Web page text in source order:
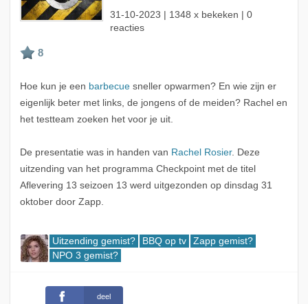
31-10-2023 | 1348 x bekeken | 0
reacties
Hoe kun je een barbecuesneller opwarmen? En wie zijn er
eigenlijk beter met links, de jongens of de meiden? Rachel en
het testteam zoeken het voor je uit.
De presentatie was in handen van Rachel Rosier. Deze
uitzending van het programma Checkpoint met de titel
Aflevering 13 seizoen 13 werd uitgezonden op dinsdag 31
oktober door Zapp.
Uitzending gemist? BBQ op tv
Zapp gemist?
NPO 3 gemist?
deel